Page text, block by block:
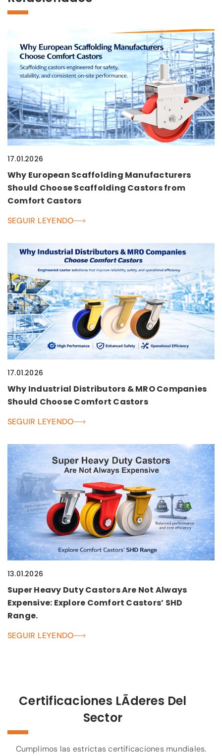
17.01.2026
Why European Scaffolding Manufacturers
Should Choose Scaffolding Castors from
Comfort Castors
SEGUIR LEYENDO
17.01.2026
Why Industrial Distributors & MRO Companies
Should Choose Comfort Castors
SEGUIR LEYENDO
13.01.2026
Super Heavy Duty Castors Are Not Always
Expensive: Explore Comfort Castors’ SHD
Range.
SEGUIR LEYENDO
Certificaciones LÃ­deres Del
Sector
Cumplimos las estrictas certificaciones mundiales.